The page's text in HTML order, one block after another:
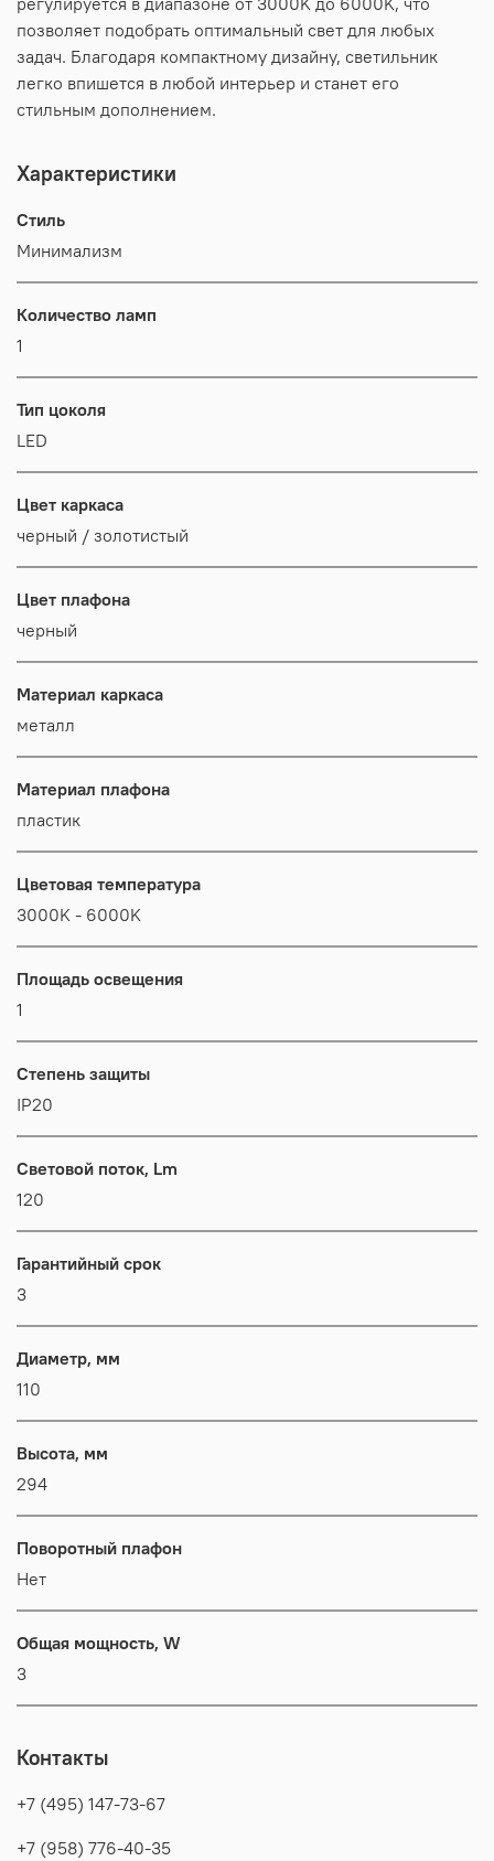
позволяет подобрать оптимальный свет для любых
задач. Благодаря компактному дизайну, светильник
легко впишется в любой интерьер и станет его
стильным дополнением.
Характеристики
Стиль
Минимализм
Количество ламп
1
Тип цоколя
LED
Цвет каркаса
черный / золотистый
Цвет плафона
черный
Материал каркаса
металл
Материал плафона
пластик
Цветовая температура
3000K - 6000K
Площадь освещения
1
Степень защиты
IP20
Световой поток, Lm
120
Гарантийный срок
3
Диаметр, мм
110
Высота, мм
294
Поворотный плафон
Нет
Общая мощность, W
3
Контакты
+7 (495) 147-73-67
+7 (958) 776-40-35